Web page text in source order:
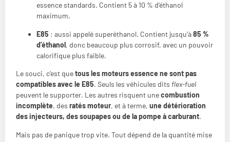
essence standards. Contient 5 à 10 % d’éthanol
maximum.
E85 : aussi appelé superéthanol. Contient jusqu’à85 %
d’éthanol, donc beaucoup plus corrosif, avec un pouvoir
calorifique plus faible.
Le souci, c’est quetous les moteurs essence ne sont pas
compatibles avec le E85. Seuls les véhicules dits flex-fuel
peuvent le supporter. Les autres risquent unecombustion
incomplète, des ratés moteur, et à terme, une détérioration
des injecteurs, des soupapes ou de la pompe à carburant.
Mais pas de panique trop vite. Tout dépend de la quantité mise